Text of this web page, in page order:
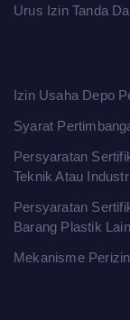
Urus Izin Tanda
Izin Usaha Depo
Syarat
Persyaratan
Teknik Atau
Persyaratan
Barang Plastik
Mekanisme